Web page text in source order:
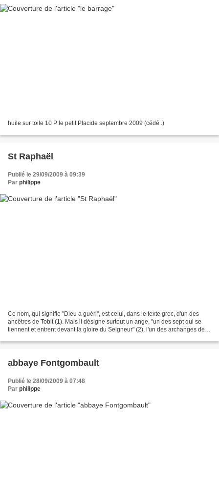
huile sur toile 10 P le petit Placide septembre 2009 (cédé .)
St Raphaël
Publié le 29/09/2009 à 09:39
Par philippe
Ce nom, qui signifie "Dieu a guéri", est celui, dans le texte grec, d'un des
ancêtres de Tobit (1). Mais il désigne surtout un ange, "un des sept qui se
tiennent et entrent devant la gloire du Seigneur" (2), l'un des archanges de la
abbaye Fontgombault
Publié le 28/09/2009 à 07:48
Par philippe